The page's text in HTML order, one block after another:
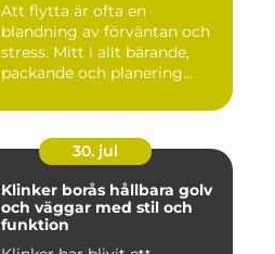
Att flytta är ofta en
blandning av förväntan och
stress. Mitt i allt bärande,
packande och planering...
30. jul
Klinker borås hållbara golv
och väggar med stil och
funktion